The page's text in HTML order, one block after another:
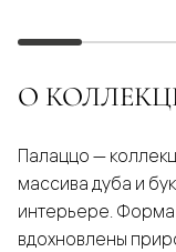
О
Палаццо —
массива дуба и
интерьере.
вдохновлены